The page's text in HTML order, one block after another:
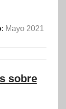
: Mayo 2021
sobre